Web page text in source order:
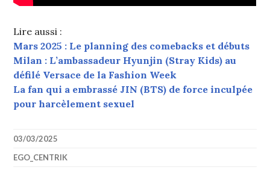
Lire aussi :
Mars 2025 : Le planning des comebacks et débuts
Milan : L’ambassadeur Hyunjin (Stray Kids) au
défilé Versace de la Fashion Week
La fan qui a embrassé JIN (BTS) de force inculpée
pour harcèlement sexuel
03/03/2025
EGO_CENTRIK